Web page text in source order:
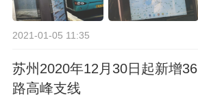
2021-01-05 11:35
苏州2020年12月30日起新增36
路高峰支线